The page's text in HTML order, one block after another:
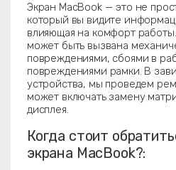
Экран MacBook — это не
который вы видите
влияющая на комфорт
может быть вызвана
повреждениями, сбоями в
повреждениями рамки. В
устройства, мы проведем
может включать замену
дисплея.
Когда стоит
экрана MacBook?: